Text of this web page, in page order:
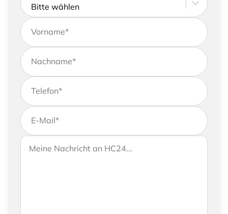
Kontaktdaten ein
Vorname*
Nachname*
Telefon*
E-Mail*
Wenn Sie uns weitere Informationen zukommen
lassen möchten, können Sie Ihrer Anfrage gerne
Ihre Nachricht an HC24